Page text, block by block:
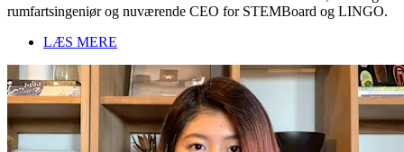
rumfartsingeniør og nuværende CEO for STEMBoard og LINGO.
LÆS MERE